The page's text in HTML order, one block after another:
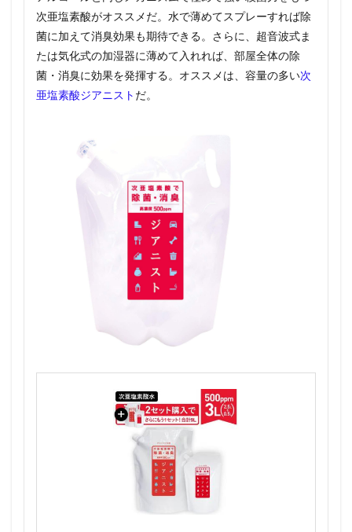
次亜塩素酸がオススメだ。水で薄めてスプレーすれば除
菌に加えて消臭効果も期待できる。さらに、超音波式ま
たは気化式の加湿器に薄めて入れれば、部屋全体の除
菌・消臭に効果を発揮する。オススメは、容量の多い次
亜塩素酸ジアニスト だ。